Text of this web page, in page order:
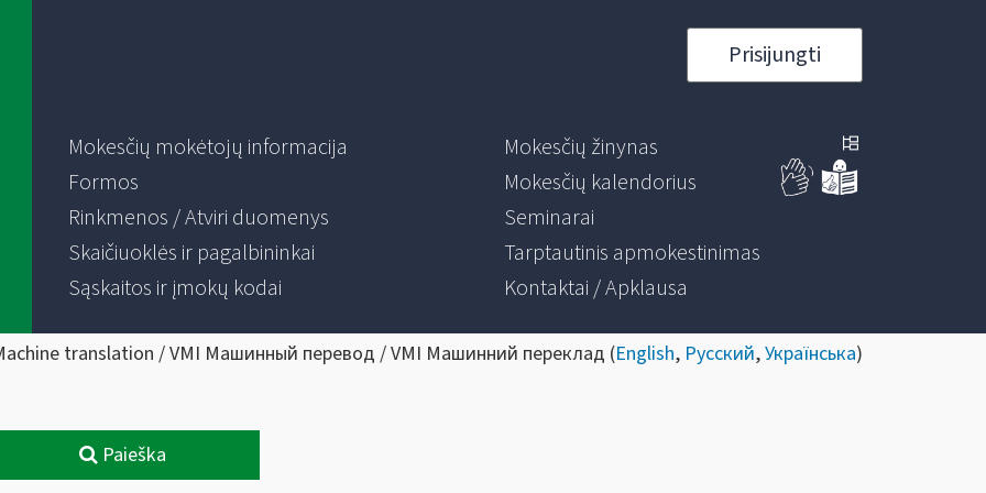
Prisijungti
Mokesčių mokėtojų informacija
Formos
Rinkmenos / Atviri duomenys
Skaičiuoklės ir pagalbininkai
Sąskaitos ir įmokų kodai
Mokesčių žinynas
Mokesčių kalendorius
Seminarai
Tarptautinis apmokestinimas
Kontaktai / Apklausa
translation / VMI Машинный перевод / VMI Машинний переклад (English, Русский,Українська)
Paieška